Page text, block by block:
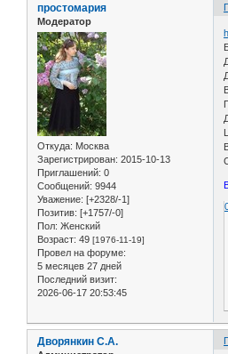
простомария
Модератор
Откуда: Москва
Зарегистрирован: 2015-10-13
Приглашений: 0
Сообщений: 9944
Уважение: [+2328/-1]
Позитив: [+1757/-0]
Пол: Женский
Возраст: 49 [1976-11-19]
Провел на форуме:
5 месяцев 27 дней
Последний визит:
2026-06-17 20:53:45
Дворянкин С.А.